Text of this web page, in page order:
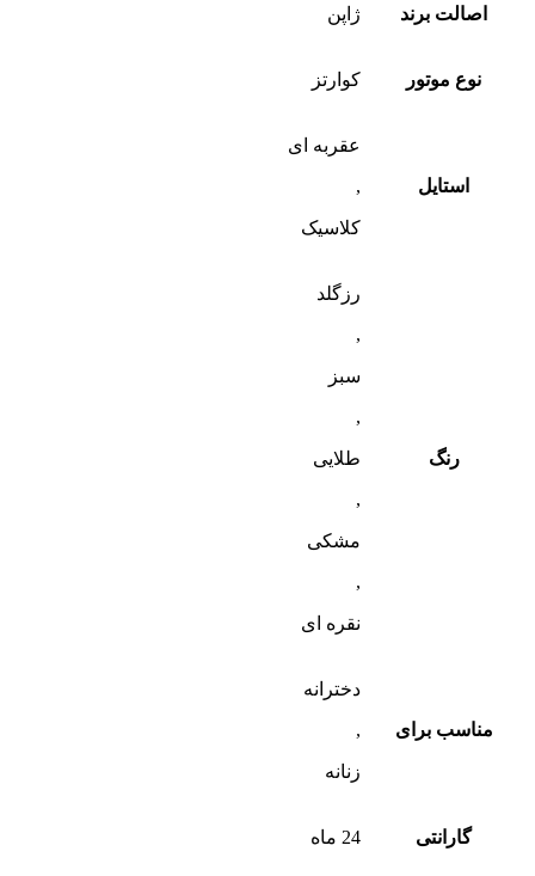
اصالت برند ژاپن
نوع موتور کوارتز
استایل
عقربه ای
,
کلاسیک
رنگ
رزگلد
,
سبز
,
طلایی
,
مشکی
,
نقره ای
مناسب برای
دخترانه
,
زنانه
گارانتی 24 ماه